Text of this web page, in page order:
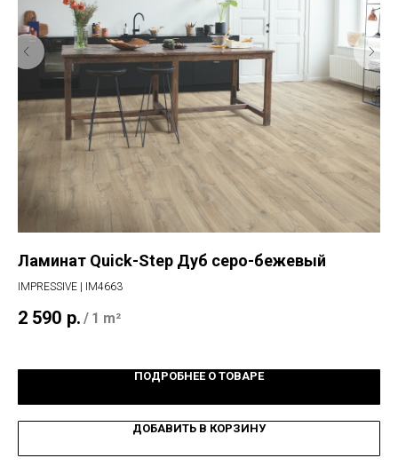
Ламинат Quick-Step Дуб серо-бежевый
IMPRESSIVE | IM4663
2 590 р. / 1 m²
ПОДРОБНЕЕ О ТОВАРЕ
ДОБАВИТЬ В КОРЗИНУ